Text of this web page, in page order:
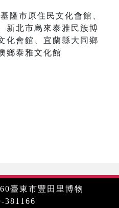
隆市原住民文化會館、
新北市烏來泰雅民族博
化會館、宜蘭縣大同鄉
鄉泰雅文化館
臺東市豐田里博物
381166